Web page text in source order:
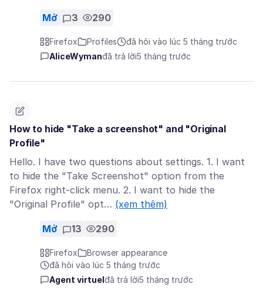
Mở 3 290
Firefox Profiles
đã hỏi vào lúc 5 tháng trước
AliceWymanđã trả lời5 tháng trước
How to hide "Take a screenshot" and "Original
Profile"
Hello. I have two questions about settings. 1. I want
to hide the "Take Screenshot" option from the
Firefox right-click menu. 2. I want to hide the
"Original Profile" opt… (xem thêm)
Mở 13 290
Firefox
Browser appearance
đã hỏi vào lúc 5 tháng trước
Agent virtuel đã trả lời5 tháng trước